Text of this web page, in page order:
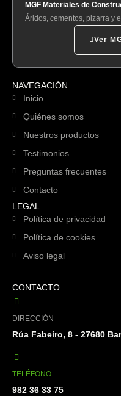
MGF Materiales de
Áridos, cementos, pizarra y
Ver
NAVEGACIÓN
Inicio
Quiénes somos
Nuestros productos
Testimonios
Preguntas frecuentes
Contacto
LEGAL
Política de privacidad
Política de cookies
Aviso legal
CONTACTO
DIRECCIÓN
Rúa Fabeiro, 8 - 27680
TELÉFONO
982 36 33 75